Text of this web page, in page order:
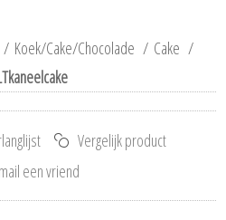
/ Koek/Cake/Chocolade / Cake /